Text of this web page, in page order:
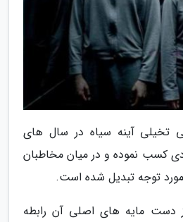
تخیلی آینه سیاه در سال های
کسب نموده و در میان مخاطبان
توجه تبدیل شده است.
دست مایه های اصلی آن رابطه